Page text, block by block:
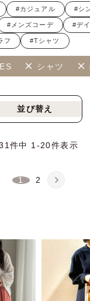
#カジュアル #シ
#メンズコーデ #デ
フ #Tシャツ
シャツ
並び替え
件中 1 -20件表示
1 2